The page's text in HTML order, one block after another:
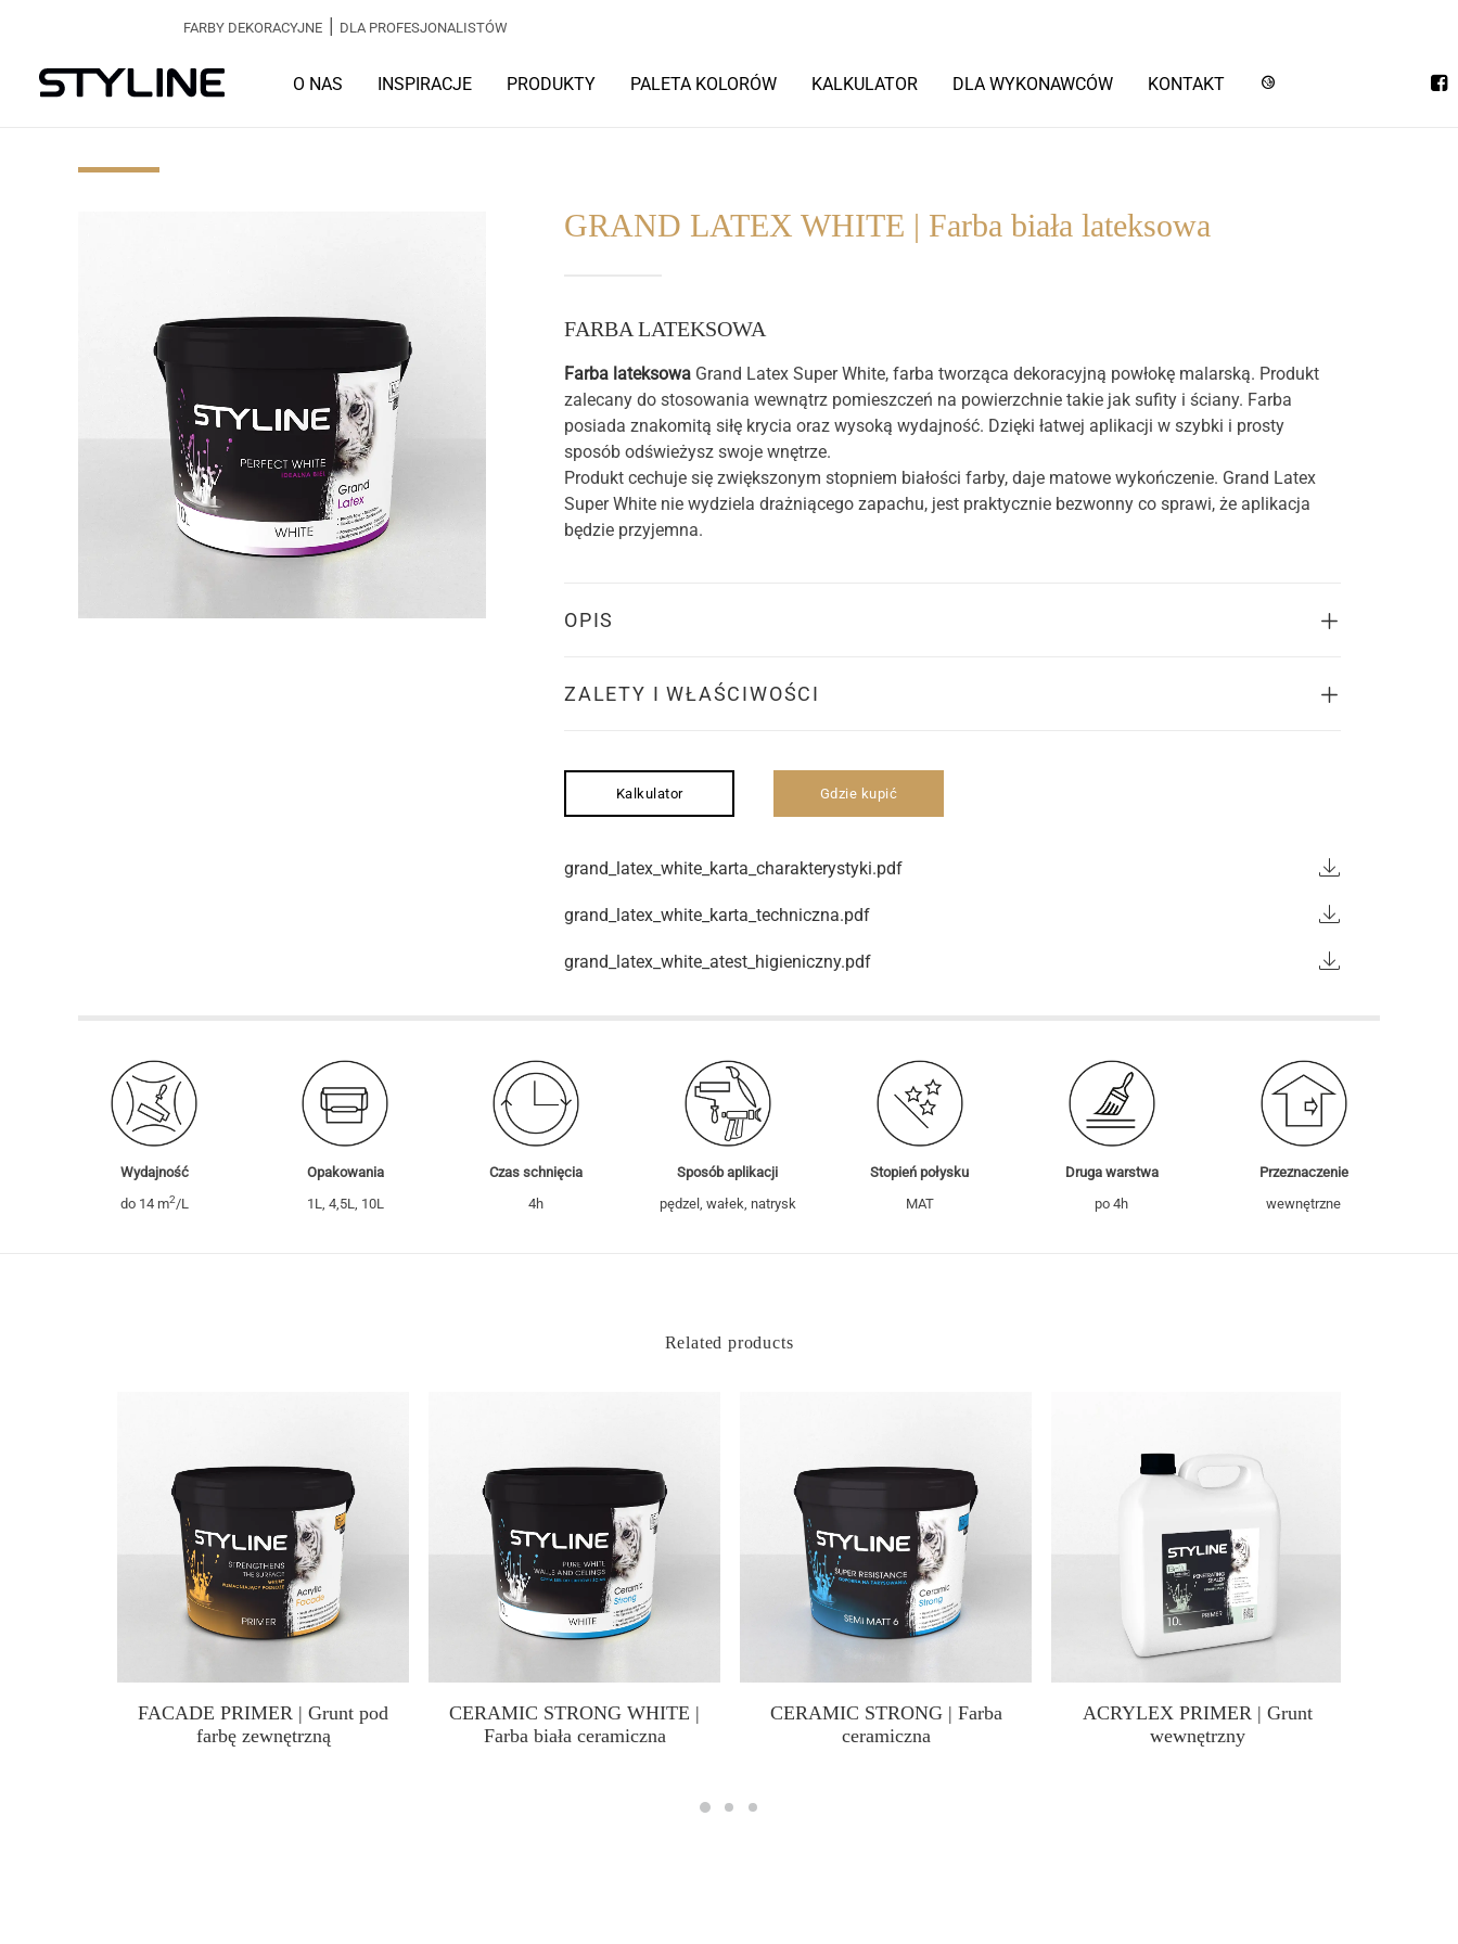
FARBY DEKORACYJNE | DLA PROFESJONALISTÓW
O NAS INSPIRACJE PRODUKTY PALETA KOLORÓW KALKULATOR DLA WYKONAWCÓW KONTAKT
GRAND LATEX WHITE | Farba biała lateksowa
FARBA LATEKSOWA
Farba lateksowa Grand Latex Super White, farba tworząca dekoracyjną powłokę malarską. Produkt
zalecany do stosowania wewnątrz pomieszczeń na powierzchnie takie jak sufity i ściany. Farba
posiada znakomitą siłę krycia oraz wysoką wydajność. Dzięki łatwej aplikacji w szybki i prosty
sposób odświeżysz swoje wnętrze.
Produkt cechuje się zwiększonym stopniem białości farby, daje matowe wykończenie. Grand Latex
Super White nie wydziela drażniącego zapachu, jest praktycznie bezwonny co sprawi, że aplikacja
będzie przyjemna.
OPIS
ZALETY I WŁAŚCIWOŚCI
Kalkulator Gdzie kupić
grand_latex_white_karta_charakterystyki.pdf
grand_latex_white_karta_techniczna.pdf
grand_latex_white_atest_higieniczny.pdf
Wydajność
do 14 m2/L
Opakowania
1L, 4,5L, 10L
Czas schnięcia
4h
Sposób aplikacji
pędzel, wałek, natrysk
Stopień połysku
MAT
Druga warstwa
po 4h
Przeznaczenie
wewnętrzne
Related products
FACADE PRIMER | Grunt pod
farbę zewnętrzną
CERAMIC STRONG WHITE |
Farba biała ceramiczna
CERAMIC STRONG | Farba
ceramiczna
ACRYLEX PRIMER | Grunt
wewnętrzny